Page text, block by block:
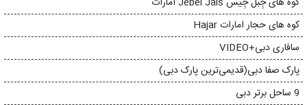
کوه های حجار امارات Hajar
سافاری دبی+VIDEO
پارک صفا دبی(قدیمی‌ترین پارک دبی)
9 ساحل برتر دبی